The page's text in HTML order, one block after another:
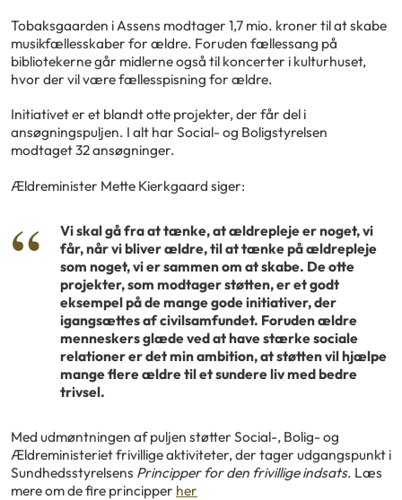
Tobaksgaarden i Assens modtager 1,7 mio. kroner til at skabe
musikfællesskaber for ældre. Foruden fællessang på
bibliotekerne går midlerne også til koncerter i kulturhuset,
hvor der vil være fællesspisning for ældre.
Initiativet er et blandt otte projekter, der får del i
ansøgningspuljen. I alt har Social- og Boligstyrelsen
modtaget 32 ansøgninger.
Ældreminister Mette Kierkgaard siger:
Vi skal gå fra at tænke, at ældrepleje er noget, vi
får, når vi bliver ældre, til at tænke på ældrepleje
som noget, vi er sammen om at skabe. De otte
projekter, som modtager støtten, er et godt
eksempel på de mange gode initiativer, der
igangsættes af civilsamfundet. Foruden ældre
menneskers glæde ved at have stærke sociale
relationer er det min ambition, at støtten vil hjælpe
mange flere ældre til et sundere liv med bedre
trivsel.
Med udmøntningen af puljen støtter Social-, Bolig- og
Ældreministeriet frivillige aktiviteter, der tager udgangspunkt i
Sundhedsstyrelsens Principper for den frivillige indsats. Læs
mere om de fire principper her